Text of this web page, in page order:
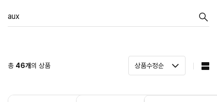
총 46개의 상품